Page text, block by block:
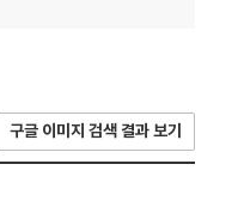
구글 이미지 검색 결과 보기